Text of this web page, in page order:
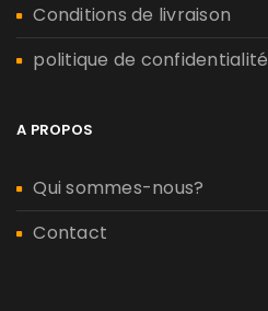
Conditions de livraison
politique de confidentialité
A PROPOS
Qui sommes-nous?
Contact